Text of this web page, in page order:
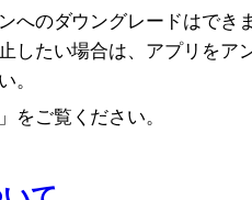
へのダウングレードはでき
したい場合は、アプリをア
。
」をご覧ください。